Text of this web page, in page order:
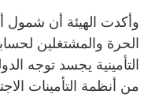
وأكدت الهيئة أن
الحرة والمشتغلين
التأمينية يجسد توجه
من أنظمة التأمينات